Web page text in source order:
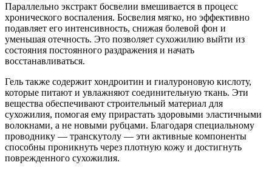
Параллельно экстракт босвелии вмешивается в процесс
хронического воспаления. Босвелия мягко, но эффективно
подавляет его интенсивность, снижая болевой фон и
уменьшая отечность. Это позволяет сухожилию выйти из
состояния постоянного раздражения и начать
восстанавливаться.
Гель также содержит хондроитин и гиалуроновую кислоту,
которые питают и увлажняют соединительную ткань. Эти
вещества обеспечивают строительный материал для
сухожилия, помогая ему прирастать здоровыми эластичными
волокнами, а не новыми рубцами. Благодаря специальному
проводнику — транскутолу — эти активные компоненты
способны проникнуть через плотную кожу и достигнуть
поврежденного сухожилия.